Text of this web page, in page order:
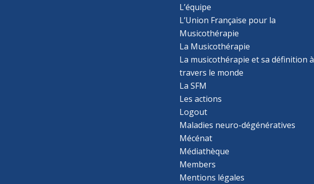
L’équipe
L’Union Française pour la
Musicothérapie
La Musicothérapie
La musicothérapie et sa définition à
travers le monde
La SFM
Les actions
Logout
Maladies neuro-dégénératives
Mécénat
Médiathèque
Members
Mentions légales